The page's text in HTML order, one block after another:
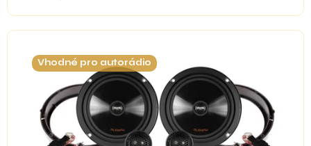
Vhodné pro autorádio